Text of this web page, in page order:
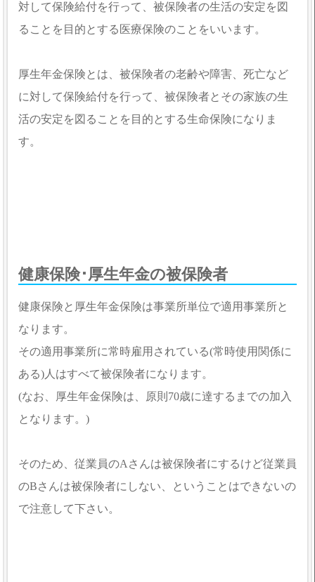
対して保険給付を行って、被保険者の生活の安定を図
ることを目的とする医療保険のことをいいます。
厚生年金保険とは、被保険者の老齢や障害、死亡など
に対して保険給付を行って、被保険者とその家族の生
活の安定を図ることを目的とする生命保険になりま
す。
健康保険･厚生年金の被保険者
健康保険と厚生年金保険は事業所単位で適用事業所と
なります。
その適用事業所に常時雇用されている(常時使用関係に
ある)人はすべて被保険者になります。
(なお、厚生年金保険は、原則70歳に達するまでの加入
となります。)
そのため、従業員のAさんは被保険者にするけど従業員
のBさんは被保険者にしない、ということはできないの
で注意して下さい。